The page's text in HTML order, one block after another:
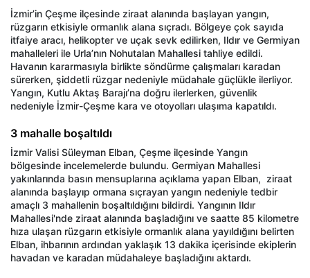
İzmir’in Çeşme ilçesinde ziraat alanında başlayan yangın,
rüzgarın etkisiyle ormanlık alana sıçradı. Bölgeye çok sayıda
itfaiye aracı, helikopter ve uçak sevk edilirken, Ildır ve Germiyan
mahalleleri ile Urla’nın Nohutalan Mahallesi tahliye edildi.
Havanın kararmasıyla birlikte söndürme çalışmaları karadan
sürerken, şiddetli rüzgar nedeniyle müdahale güçlükle ilerliyor.
Yangın, Kutlu Aktaş Barajı’na doğru ilerlerken, güvenlik
nedeniyle İzmir-Çeşme kara ve otoyolları ulaşıma kapatıldı.
3 mahalle boşaltıldı
İzmir Valisi Süleyman Elban, Çeşme ilçesinde Yangın
bölgesinde incelemelerde bulundu. Germiyan Mahallesi
yakınlarında basın mensuplarına açıklama yapan Elban, ziraat
alanında başlayıp ormana sıçrayan yangın nedeniyle tedbir
amaçlı 3 mahallenin boşaltıldığını bildirdi. Yangının Ildır
Mahallesi'nde ziraat alanında başladığını ve saatte 85 kilometre
hıza ulaşan rüzgarın etkisiyle ormanlık alana yayıldığını belirten
Elban, ihbarının ardından yaklaşık 13 dakika içerisinde ekiplerin
havadan ve karadan müdahaleye başladığını aktardı.